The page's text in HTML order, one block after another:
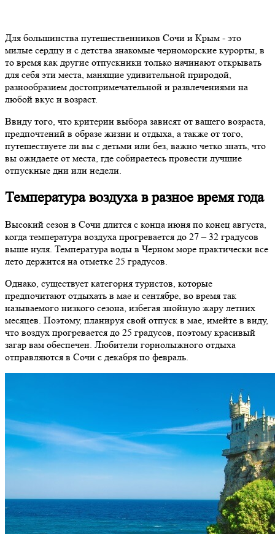
Для большинства путешественников Сочи и Крым - это
милые сердцу и с детства знакомые черноморские курорты, в
то время как другие отпускники только начинают открывать
для себя эти места, манящие удивительной природой,
разнообразием достопримечательной и развлечениями на
любой вкус и возраст.
Ввиду того, что критерии выбора зависят от вашего возраста,
предпочтений в образе жизни и отдыха, а также от того,
путешествуете ли вы с детьми или без, важно четко знать, что
вы ожидаете от места, где собираетесь провести лучшие
отпускные дни или недели.
Температура воздуха в разное время года
Высокий сезон в Сочи длится с конца июня по конец августа,
когда температура воздуха прогревается до 27 – 32 градусов
выше нуля. Температура воды в Черном море практически все
лето держится на отметке 25 градусов.
Однако, существует категория туристов, которые
предпочитают отдыхать в мае и сентябре, во время так
называемого низкого сезона, избегая знойную жару летних
месяцев. Поэтому, планируя свой отпуск в мае, имейте в виду,
что воздух прогревается до 25 градусов, поэтому красивый
загар вам обеспечен. Любители горнолыжного отдыха
отправляются в Сочи с декабря по февраль.